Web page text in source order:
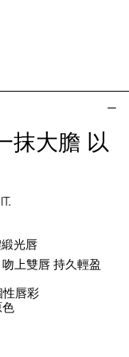
抹大膽 以
光唇
上雙唇 持久輕盈
性唇彩
色